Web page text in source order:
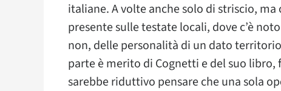
italiane. A volte anche solo di striscio,
presente sulle testate locali, dove c’è
non, delle personalità di un dato
parte è merito di Cognetti e del suo
sarebbe riduttivo pensare che una sola